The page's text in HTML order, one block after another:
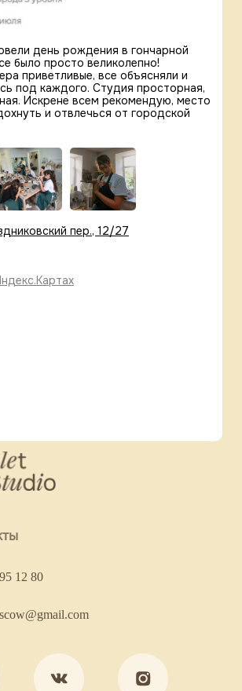
день рождения в гончарной
было просто великолепно!
приветливые, все объясняли и
под каждого. Студия просторная,
Искрене всем рекомендую, место
и отвлечься от городской
пер., 12/27
12 80